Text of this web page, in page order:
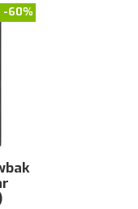
-60%